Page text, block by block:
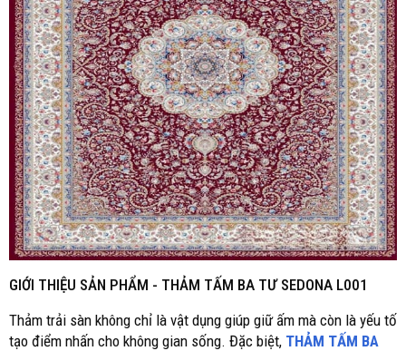
GIỚI THIỆU SẢN PHẨM - THẢM TẤM BA TƯ SEDONA L001
Thảm trải sàn không chỉ là vật dụng giúp giữ ấm mà còn là yếu tố
tạo điểm nhấn cho không gian sống. Đặc biệt, THẢM TẤM BA